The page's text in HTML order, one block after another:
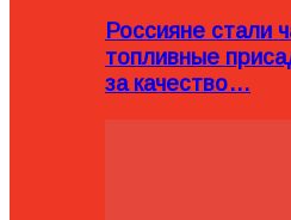
Россияне стали
топливные
за качество…